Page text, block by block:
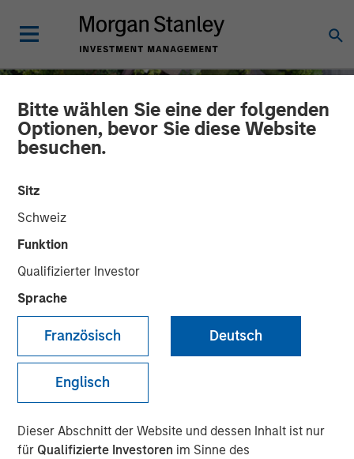
Bitte wählen Sie eine der folgenden
Optionen, bevor Sie diese Website
besuchen.
Sitz
Schweiz
Funktion
Qualifizierter Investor
Sprache
Französisch Deutsch
Englisch
Dieser Abschnitt der Website und dessen Inhalt ist nur
für Qualifizierte Investoren im Sinne des
Die quantitative
Lockerung hat begonnen:
Reicht das, um die
Hypothekenzinsen
bedeutsam zu senken?